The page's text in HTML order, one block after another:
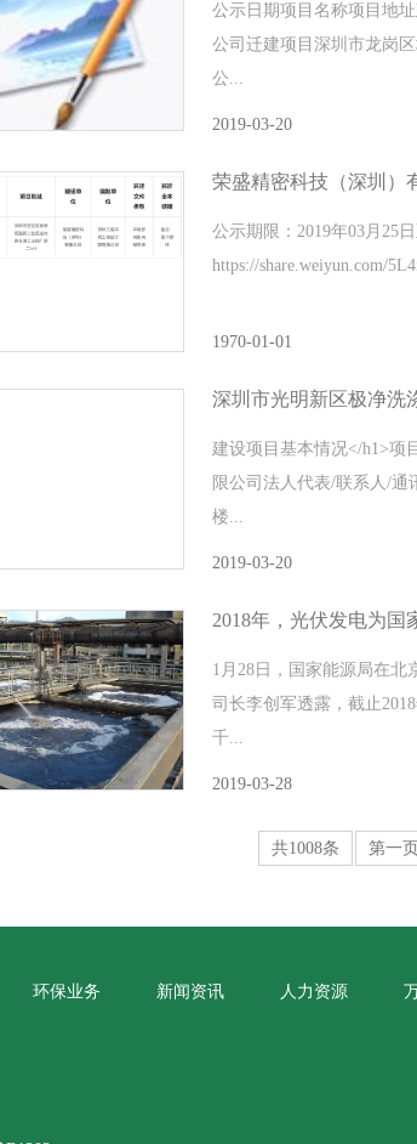
公示日期项目名称项目地
公司迁建项目深圳市龙岗
公...
2019-03-20
荣盛精密科技（深圳）
公示期限：2019年03月25
https://share.weiyun.com/
1970-01-01
深圳市光明新区极净洗
建设项目基本情况</h1>项
限公司法人代表/联系人/
楼...
2019-03-20
2018年，光伏发电为国
1月28日，国家能源局在北
司长李创军透露，截止
千...
2019-03-28
共1008条 第一页
环保业务 新闻资讯 人力资源